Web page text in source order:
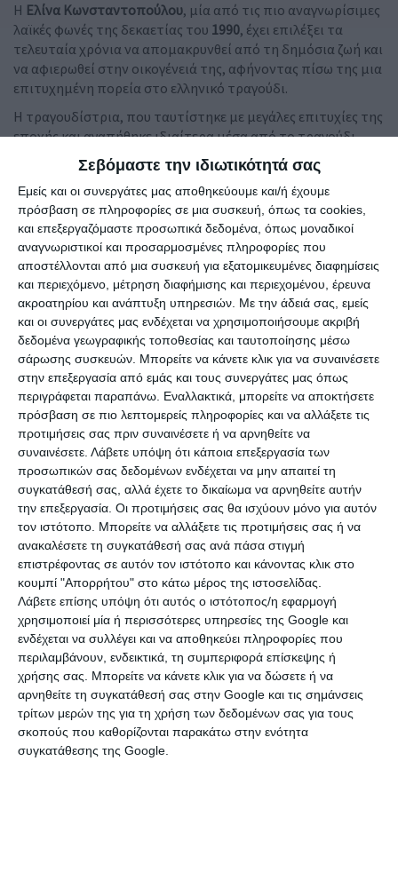
Σεβόμαστε την ιδιωτικότητά σας
Εμείς και οι συνεργάτες μας αποθηκεύουμε και/ή έχουμε
πρόσβαση σε πληροφορίες σε μια συσκευή, όπως τα cookies,
και επεξεργαζόμαστε προσωπικά δεδομένα, όπως μοναδικοί
αναγνωριστικοί και προσαρμοσμένες πληροφορίες που
αποστέλλονται από μια συσκευή για εξατομικευμένες διαφημίσεις
και περιεχόμενο, μέτρηση διαφήμισης και περιεχομένου, έρευνα
ακροατηρίου και ανάπτυξη υπηρεσιών. Με την άδειά σας, εμείς
και οι συνεργάτες μας ενδέχεται να χρησιμοποιήσουμε ακριβή
δεδομένα γεωγραφικής τοποθεσίας και ταυτοποίησης μέσω
σάρωσης συσκευών. Μπορείτε να κάνετε κλικ για να συναινέσετε
στην επεξεργασία από εμάς και τους συνεργάτες μας όπως
περιγράφεται παραπάνω. Εναλλακτικά, μπορείτε να αποκτήσετε
πρόσβαση σε πιο λεπτομερείς πληροφορίες και να αλλάξετε τις
προτιμήσεις σας πριν συναινέσετε ή να αρνηθείτε να
συναινέσετε. Λάβετε υπόψη ότι κάποια επεξεργασία των
προσωπικών σας δεδομένων ενδέχεται να μην απαιτεί τη
συγκατάθεσή σας, αλλά έχετε το δικαίωμα να αρνηθείτε αυτήν
την επεξεργασία. Οι προτιμήσεις σας θα ισχύουν μόνο για αυτόν
τον ιστότοπο. Μπορείτε να αλλάξετε τις προτιμήσεις σας ή να
ανακαλέσετε τη συγκατάθεσή σας ανά πάσα στιγμή
επιστρέφοντας σε αυτόν τον ιστότοπο και κάνοντας κλικ στο
κουμπί "Απορρήτου" στο κάτω μέρος της ιστοσελίδας.
Λάβετε επίσης υπόψη ότι αυτός ο ιστότοπος/η εφαρμογή
χρησιμοποιεί μία ή περισσότερες υπηρεσίες της Google και
ενδέχεται να συλλέγει και να αποθηκεύει πληροφορίες που
περιλαμβάνουν, ενδεικτικά, τη συμπεριφορά επίσκεψης ή
χρήσης σας. Μπορείτε να κάνετε κλικ για να δώσετε ή να
αρνηθείτε τη συγκατάθεσή σας στην Google και τις σημάνσεις
τρίτων μερών της για τη χρήση των δεδομένων σας για τους
σκοπούς που καθορίζονται παρακάτω στην ενότητα
συγκατάθεσης της Google.
Η Ελίνα Κωνσταντοπούλου, μία από τις πιο αναγνωρίσιμες
λαϊκές φωνές της δεκαετίας του 1990, έχει επιλέξει τα
τελευταία χρόνια να απομακρυνθεί από τη δημόσια ζωή και
να αφιερωθεί στην οικογένειά της, αφήνοντας πίσω της μια
επιτυχημένη πορεία στο ελληνικό τραγούδι.
Η τραγουδίστρια, που ταυτίστηκε με μεγάλες επιτυχίες της
εποχής και αγαπήθηκε ιδιαίτερα μέσα από το τραγούδι
«Όταν το τηλέφωνο χτυπήσει», ακολούθησε μια
διαφορετική διαδρομή μακριά από τις πίστες και τα
μουσικά δρώμενα.
Από τις μεγάλες επιτυχίες στην οικογενειακή
ζωή
ΗΕλίνα Κωνσταντοπούλουγνώρισε σημαντική επιτυχία
κατά τη διάρκεια της δεκαετίας του1990, ενώ
εκπροσώπησε την Ελλάδα στη
Eurovision το 1995 με το
τραγούδι «Ποια προσευχή». Κατά τη διάρκεια της καριέρας
της συνεργάστηκε με σημαντικές προσωπικότητες της
ελληνικής δισκογραφίας, μεταξύ των οποίων οΝίκος
Τερζήςκαι οΓιάννης Καραλής, χτίζοντας μια αξιοσημείωτη
παρουσία στον χώρο του λαϊκού τραγουδιού.
Τα τελευταία χρόνια, ωστόσο, επέλεξε να αλλάξει εντελώς